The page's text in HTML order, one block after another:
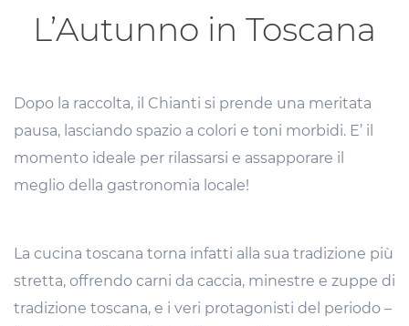
L’Autunno in Toscana
Dopo la raccolta, il Chianti si prende una meritata
pausa, lasciando spazio a colori e toni morbidi. E’ il
momento ideale per rilassarsi e assapporare il
meglio della gastronomia locale!
La cucina toscana torna infatti alla sua tradizione più
stretta, offrendo carni da caccia, minestre e zuppe di
tradizione toscana, e i veri protagonisti del periodo –